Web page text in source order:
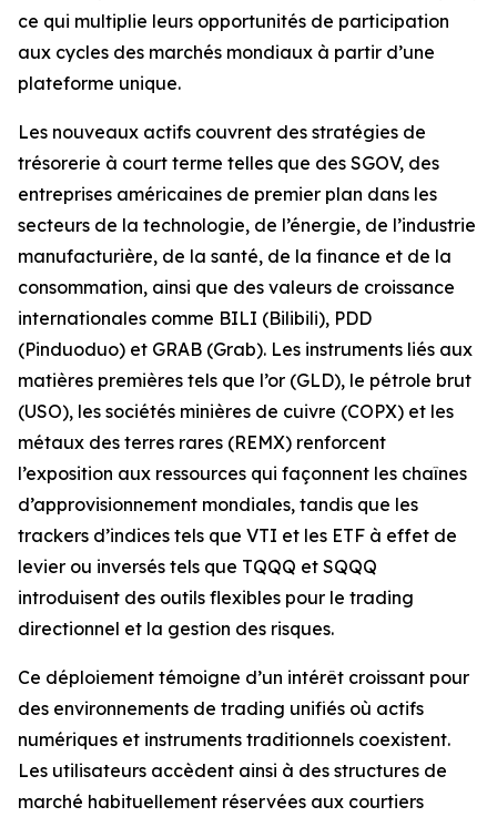
ce qui multiplie leurs opportunités de participation
aux cycles des marchés mondiaux à partir d’une
plateforme unique.
Les nouveaux actifs couvrent des stratégies de
trésorerie à court terme telles que des SGOV, des
entreprises américaines de premier plan dans les
secteurs de la technologie, de l’énergie, de l’industrie
manufacturière, de la santé, de la finance et de la
consommation, ainsi que des valeurs de croissance
internationales comme BILI (Bilibili), PDD
(Pinduoduo) et GRAB (Grab). Les instruments liés aux
matières premières tels que l’or (GLD), le pétrole brut
(USO), les sociétés minières de cuivre (COPX) et les
métaux des terres rares (REMX) renforcent
l’exposition aux ressources qui façonnent les chaînes
d’approvisionnement mondiales, tandis que les
trackers d’indices tels que VTI et les ETF à effet de
levier ou inversés tels que TQQQ et SQQQ
introduisent des outils flexibles pour le trading
directionnel et la gestion des risques.
Ce déploiement témoigne d’un intérêt croissant pour
des environnements de trading unifiés où actifs
numériques et instruments traditionnels coexistent.
Les utilisateurs accèdent ainsi à des structures de
marché habituellement réservées aux courtiers